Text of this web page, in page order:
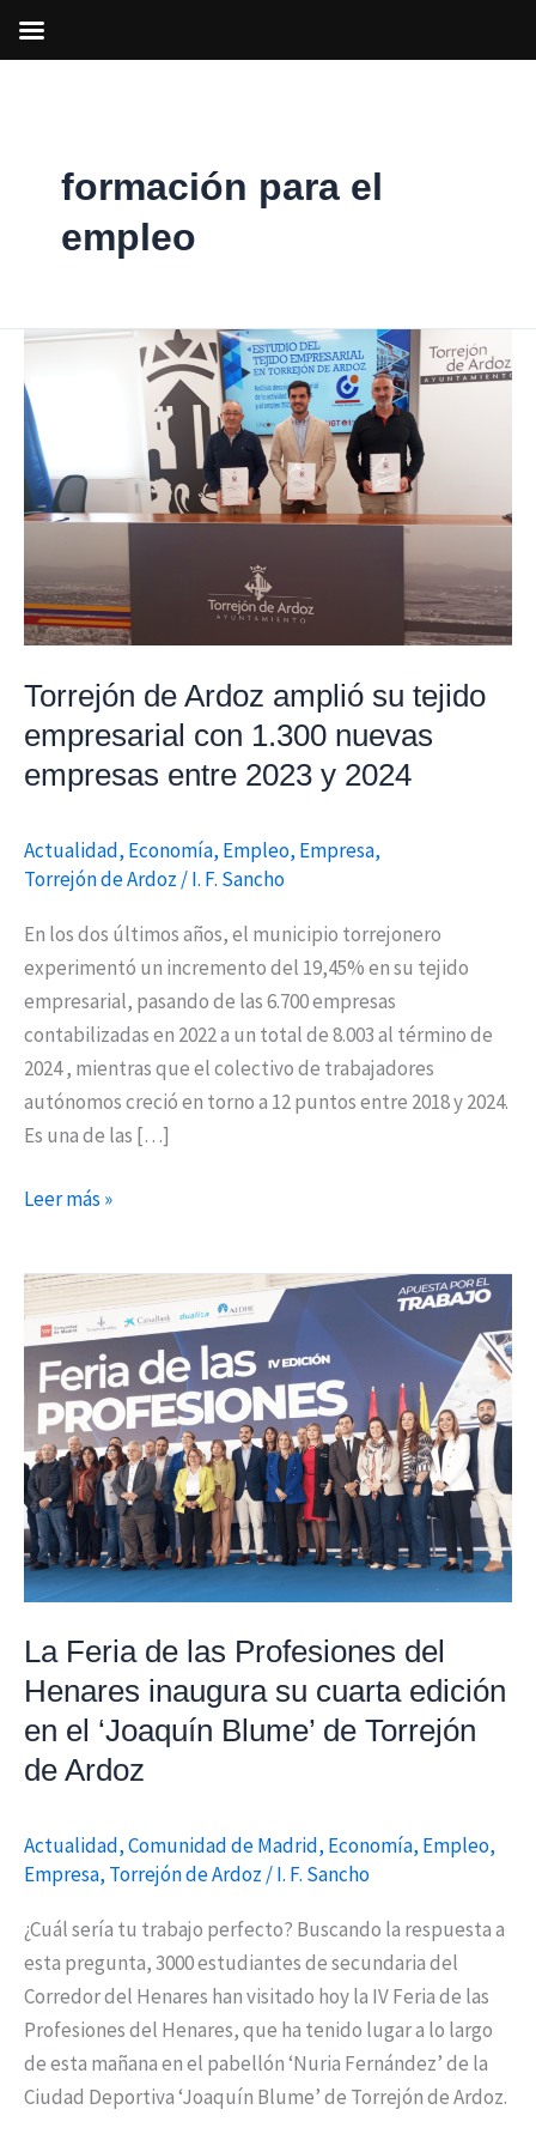
formación para el
empleo
Torrejón de Ardoz amplió su tejido
empresarial con 1.300 nuevas
empresas entre 2023 y 2024
Actualidad, Economía, Empleo, Empresa,
Torrejón de Ardoz /I. F. Sancho
En los dos últimos años, el municipio torrejonero
experimentó un incremento del 19,45% en su tejido
empresarial, pasando de las 6.700 empresas
contabilizadas en 2022 a un total de 8.003 al término de
2024 , mientras que el colectivo de trabajadores
autónomos creció en torno a 12 puntos entre 2018 y 2024.
Es una de las […]
Torrejón
de
Ardoz
amplió
su
tejido
con
1.300
nuevas
empresas
entre
2023
y
Leer más »
La Feria de las Profesiones del
Henares inaugura su cuarta edición
en el ‘Joaquín Blume’ de Torrejón
de Ardoz
Actualidad,Comunidad de Madrid, Economía, Empleo,
Empresa, Torrejón de Ardoz /I. F. Sancho
¿Cuál sería tu trabajo perfecto? Buscando la respuesta a
esta pregunta, 3000 estudiantes de secundaria del
Corredor del Henares han visitado hoy la IV Feria de las
Profesiones del Henares, que ha tenido lugar a lo largo
de esta mañana en el pabellón ‘Nuria Fernández’ de la
Ciudad Deportiva ‘Joaquín Blume’ de Torrejón de Ardoz.
La
Feria
de
las
Profesiones
del
Henares
inaugura
su
cuarta
en
el
‘Joaquín
Blume’
de
Ardoz